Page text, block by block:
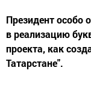
Президент особо
в реализацию
проекта, как
Татарстане".